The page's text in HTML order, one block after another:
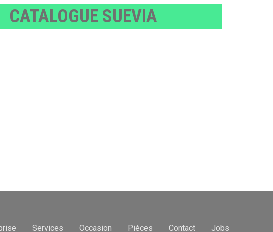
CATALOGUE SUEVIA
Services Occasion Pièces Contact Jobs